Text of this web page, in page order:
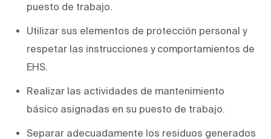
puesto de trabajo.
Utilizar sus elementos de protección personal y
respetar las instrucciones y comportamientos de
EHS.
Realizar las actividades de mantenimiento
básico asignadas en su puesto de trabajo.
Separar adecuadamente los residuos generados